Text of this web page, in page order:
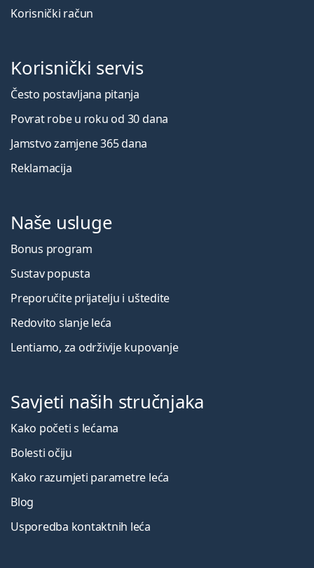
Korisnički račun
Korisnički servis
Često postavljana pitanja
Povrat robe u roku od 30 dana
Jamstvo zamjene 365 dana
Reklamacija
Naše usluge
Bonus program
Sustav popusta
Preporučite prijatelju i uštedite
Redovito slanje leća
Lentiamo, za održivije kupovanje
Savjeti naših stručnjaka
Kako početi s lećama
Bolesti očiju
Kako razumjeti parametre leća
Blog
Usporedba kontaktnih leća